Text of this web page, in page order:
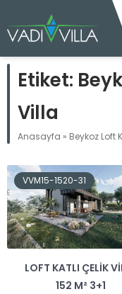
Etiket:
Villa
Anasayfa » Beykoz Loft
VVM15-1520-31
LOFT KATLI ÇELIK
152 M² 3+1